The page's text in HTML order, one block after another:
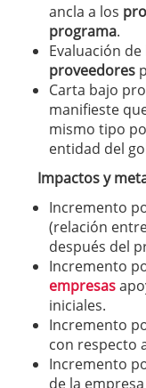
ancla a los
programa.
Evaluación de
proveedores
Carta bajo
manifieste
mismo tipo
entidad del
Impactos y
Incremento
(relación
después del
Incremento
empresas
iniciales.
Incremento
con respecto
Incremento
de la